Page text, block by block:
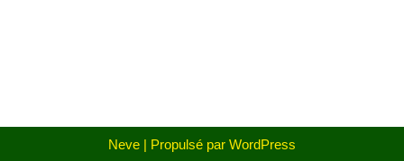
Neve | Propulsé par WordPress